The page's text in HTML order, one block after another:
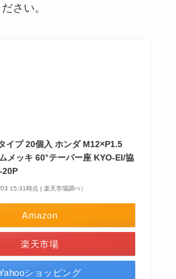
さい。
イプ 20個入 ホンダ M12×P1.5
メッキ 60°テーパー座 KYO-EI/協
20P
15:31時点 | 楽天市場調べ）
Amazon
楽天市場
ショッピング